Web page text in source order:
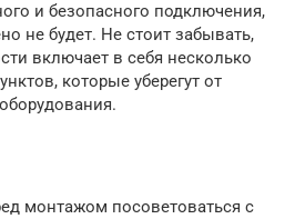
и безопасного подключения,
не будет. Не стоит забывать,
включает в себя несколько
которые уберегут от
монтажом посоветоваться с